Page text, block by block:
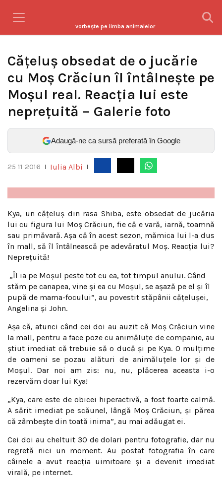
vorbeşte pe limba animalelor
Căţeluş obsedat de o jucărie
cu Moş Crăciun îl întâlneşte pe
Moşul real. Reacţia lui este
nepreţuită – Galerie foto
Adaugă-ne ca sursă preferată în Google
25 11 2016 Iulia Albi
Kya, un căţeluş din rasa Shiba, este obsedat de jucăria
lui cu figura lui Moş Crăciun, fie că e vară, iarnă, toamnă
sau primăvară. Aşa că în acest sezon, mămica lui l-a dus
în mall, să îl întâlnească pe adevăratul Moş. Reacţia lui?
Nepreţuită!
„Îl ia pe Moşul peste tot cu ea, tot timpul anului. Când
stăm pe canapea, vine şi ea cu Moşul, se aşază pe el şi îl
pupă de mama-focului”, au povestit stăpânii căţeluşei,
Angelina şi John.
Aşa că, atunci când cei doi au auzit că Moş Crăciun vine
la mall, pentru a face poze cu animăluţe de companie, au
ştiut imediat că trebuie să o ducă şi pe Kya. O mulţime
de oameni se pozau alături de animăluţele lor şi de
Moşul. Dar noi am zis: nu, nu, plăcerea aceasta i-o
rezervăm doar lui Kya!
„Kya, care este de obicei hiperactivă, a fost foarte calmă.
A sărit imediat pe scăunel, lângă Moş Crăciun, şi părea
că zâmbeşte din toată inima”, au mai adăugat ei.
Cei doi au cheltuit 30 de dolari pentru fotografie, dar nu
regretă nici un moment. Au postat fotografia în care
câinele a avut reacţia uimitoare şi a devenit imediat
virală, pe internet.